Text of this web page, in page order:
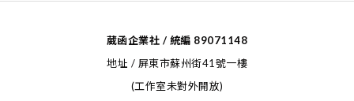
葳函企業社 / 統編 89071148
地址 / 屏東市蘇州街41號一樓
(工作室未對外開放)